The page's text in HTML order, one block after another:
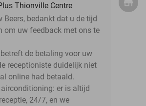
Thionville Centre
Beers, bedankt dat u de tijd
om uw feedback met ons te
de betaling voor uw
receptioniste duidelijk niet
online had betaald.
er is altijd
24/7, en we